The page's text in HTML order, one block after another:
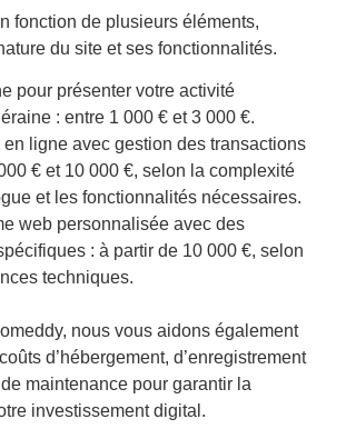
fonction de plusieurs éléments,
du site et ses fonctionnalités.
pour présenter votre activité
: entre 1 000 € et 3 000 €.
en ligne avec gestion des transactions
€ et 10 000 €, selon la complexité
et les fonctionnalités nécessaires.
web personnalisée avec des
: à partir de 10 000 €, selon
techniques.
nous vous aidons également
d’hébergement, d’enregistrement
maintenance pour garantir la
investissement digital.